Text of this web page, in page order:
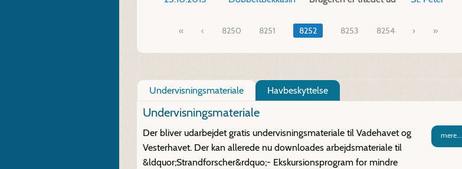
« 8250 8251 8252 8253 8254 »
Undervisningsmateriale Havbeskyttelse
Undervisningsmateriale
mere...
Der bliver udarbejdet gratis undervisningsmateriale til Vadehavet og
Vesterhavet. Der kan allerede nu downloades arbejdsmateriale til
&ldquor;Strandforscher&rdquo;- Ekskursionsprogram for mindre